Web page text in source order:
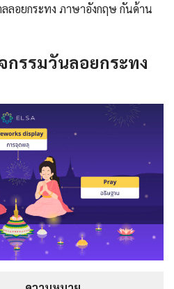
ลอยกระทง ภาษาอังกฤษ กันด้าน
รรมวันลอยกระทง